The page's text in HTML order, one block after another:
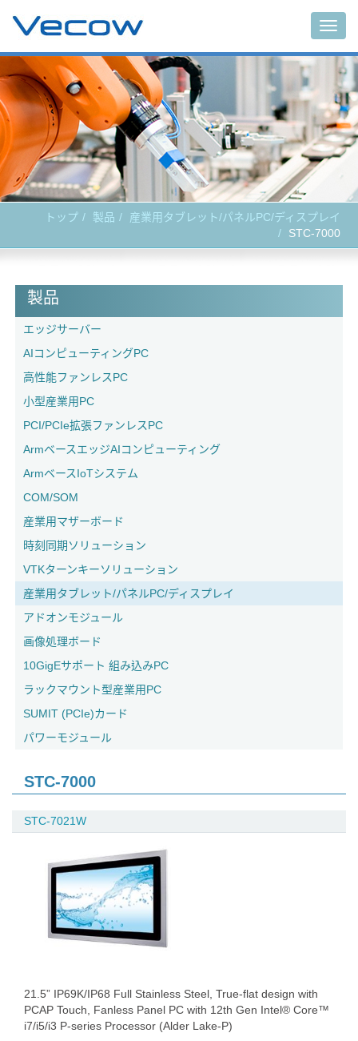
トップ 製品
産業用タブレット/パネルPC/ディスプレイ
STC-7000
製品
エッジサーバー
AIコンピューティングPC
高性能ファンレスPC
小型産業用PC
PCI/PCIe拡張ファンレスPC
ArmベースエッジAIコンピューティング
ArmベースIoTシステム
COM/SOM
産業用マザーボード
時刻同期ソリューション
VTKターンキーソリューション
産業用タブレット/パネルPC/ディスプレイ
アドオンモジュール
画像処理ボード
10GigEサポート 組み込みPC
ラックマウント型産業用PC
SUMIT (PCIe)カード
パワーモジュール
STC-7000
STC-7021W
21.5” IP69K/IP68 Full Stainless Steel, True-flat design with
PCAP Touch, Fanless Panel PC with 12th Gen Intel® Core™
i7/i5/i3 P-series Processor (Alder Lake-P)